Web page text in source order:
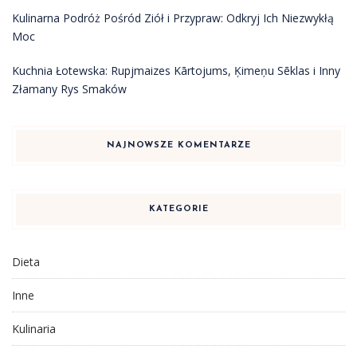
Kulinarna Podróż Pośród Ziół i Przypraw: Odkryj Ich Niezwykłą
Moc
Kuchnia Łotewska: Rupjmaizes Kārtojums, Ķimeņu Sēklas i Inny
Złamany Rys Smaków
NAJNOWSZE KOMENTARZE
KATEGORIE
Dieta
Inne
Kulinaria